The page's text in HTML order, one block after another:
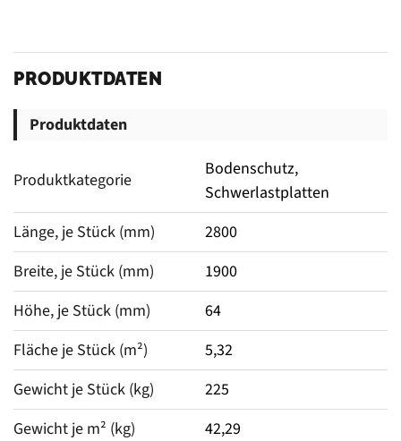
PRODUKTDATEN
Produktdaten
Produktkategorie
Bodenschutz,
Schwerlastplatten
Länge, je Stück (mm)
2800
Breite, je Stück (mm)
1900
Höhe, je Stück (mm)
64
Fläche je Stück (m²)
5,32
Gewicht je Stück (kg)
225
Gewicht je m² (kg)
42,29